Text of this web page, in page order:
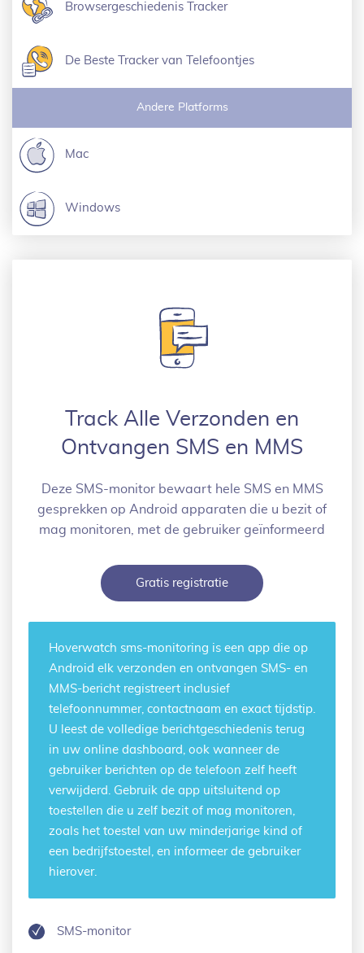
Browsergeschiedenis Tracker
De Beste Tracker van Telefoontjes
Andere Platforms
Mac
Windows
Track Alle Verzonden en
Ontvangen SMS en MMS
Deze SMS-monitor bewaart hele SMS en MMS
gesprekken op Android apparaten die u bezit of
mag monitoren, met de gebruiker geïnformeerd
Gratis registratie
Hoverwatch sms-monitoring is een app die op
Android elk verzonden en ontvangen SMS- en
MMS-bericht registreert inclusief
telefoonnummer, contactnaam en exact tijdstip.
U leest de volledige berichtgeschiedenis terug
in uw online dashboard, ook wanneer de
gebruiker berichten op de telefoon zelf heeft
verwijderd. Gebruik de app uitsluitend op
toestellen die u zelf bezit of mag monitoren,
zoals het toestel van uw minderjarige kind of
een bedrijfstoestel, en informeer de gebruiker
hierover.
SMS-monitor